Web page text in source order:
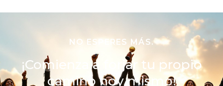
NO ESPERES MÁS.
¡Comienza a forjar tu propio
camino hoy mismo!